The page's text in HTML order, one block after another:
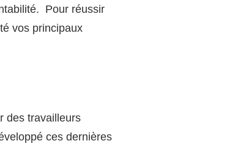
Pour réussir
vos principaux
des travailleurs
ces dernières